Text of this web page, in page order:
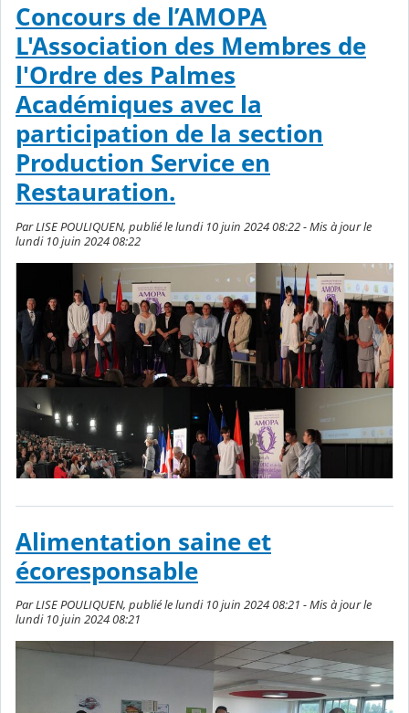
Concours de l’AMOPA
L'Association des Membres de
l'Ordre des Palmes
Académiques avec la
participation de la section
Production Service en
Restauration.
Par LISE POULIQUEN, publié le lundi 10 juin 2024 08:22 - Mis à jour le
lundi 10 juin 2024 08:22
Alimentation saine et
écoresponsable
Par LISE POULIQUEN, publié le lundi 10 juin 2024 08:21 - Mis à jour le
lundi 10 juin 2024 08:21